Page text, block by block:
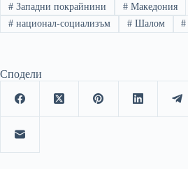
#Западни покрайнини #Македония
#национал-социализъм #Шалом #
Сподели